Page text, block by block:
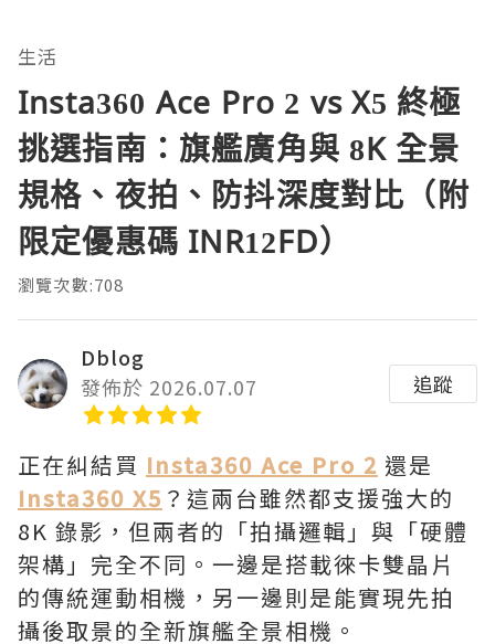
生活
Insta360 Ace Pro 2 vs X5 終極
挑選指南：旗艦廣角與 8K 全景
規格、夜拍、防抖深度對比（附
限定優惠碼 INR12FD）
瀏覽次數:708
Dblog
發佈於 2026.07.07
追蹤
正在糾結買 Insta360 Ace Pro 2 還是
Insta360 X5 ？這兩台雖然都支援強大的
8K 錄影，但兩者的「拍攝邏輯」與「硬體
架構」完全不同。一邊是搭載徠卡雙晶片
的傳統運動相機，另一邊則是能實現先拍
攝後取景的全新旗艦全景相機。